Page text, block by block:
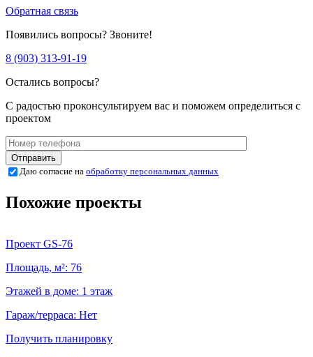
Обратная связь
Появились вопросы? Звоните!
8 (903) 313-91-19
Остались вопросы?
С радостью проконсультируем вас и поможем определиться с
проектом
Даю согласие на обработку персональных данных
Похожие проекты
Проект GS-76
Площадь, м²: 76
Этажей в доме: 1 этаж
Гараж/терраса: Нет
Получить планировку